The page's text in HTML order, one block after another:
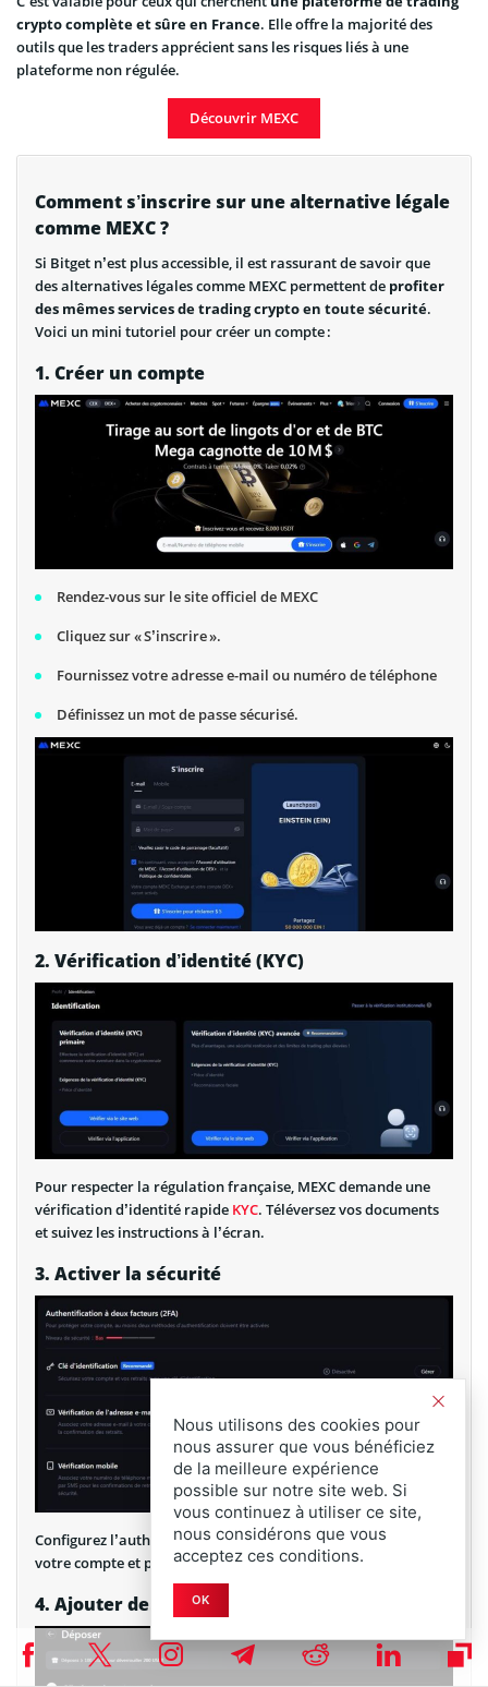
crypto complète et sûre en France. Elle offre la majorité des
outils que les traders apprécient sans les risques liés à une
plateforme non régulée.
Découvrir MEXC
Comment s’inscrire sur une alternative légale
comme MEXC ?
Si Bitget n’est plus accessible, il est rassurant de savoir que
des alternatives légales comme MEXC permettent de profiter
des mêmes services de trading crypto en toute sécurité.
Voici un mini tutoriel pour créer un compte :
1. Créer un compte
Rendez-vous sur le site officiel de MEXC
Cliquez sur « S’inscrire ».
Fournissez votre adresse e-mail ou numéro de téléphone
Définissez un mot de passe sécurisé.
2. Vérification d’identité (KYC)
Pour respecter la régulation française, MEXC demande une
vérification d’identité rapide KYC. Téléversez vos documents
et suivez les instructions à l’écran.
3. Activer la sécurité
Configurez l’authentification à deux facteurs pour sécuriser
votre compte et protéger vos services sur actifs numériques.
4. Ajouter des fonds
Nous utilisons des cookies pour
nous assurer que vous bénéficiez
de la meilleure expérience
possible sur notre site web. Si
vous continuez à utiliser ce site,
nous considérons que vous
acceptez ces conditions.
OK